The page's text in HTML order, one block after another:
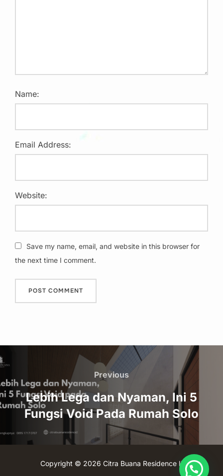
Name:
Email Address:
Website:
Save my name, email, and website in this browser for
the next time I comment.
Post
navigation
Previous
Previous
Lebih Lega dan Nyaman, Ini 5
Fungsi Void Pada Rumah Solo
Copyright © 2026 Citra Buana Residence II